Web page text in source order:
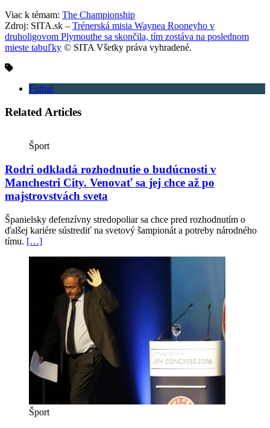
Viac k témam: The Championship
Zdroj: SITA.sk – Trénerská misia Waynea Rooneyho v
druholigovom Plymouthe sa skončila, tím zostáva na poslednom
mieste tabuľky © SITA Všetky práva vyhradené.
Futbal
Related Articles
Šport
Rodri odkladá rozhodnutie o budúcnosti v
Manchestri City. Venovať sa jej chce až po
majstrovstvách sveta
Španielsky defenzívny stredopoliar sa chce pred rozhodnutím o
ďalšej kariére sústrediť na svetový šampionát a potreby národného
tímu. […]
Šport